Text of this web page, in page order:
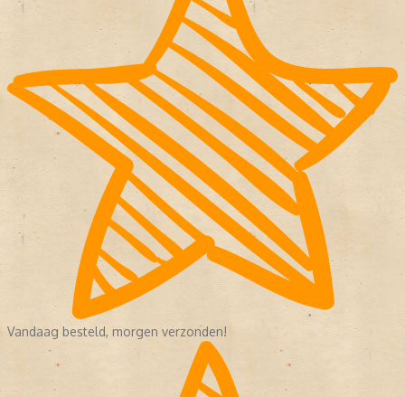
Vandaag besteld, morgen verzonden!